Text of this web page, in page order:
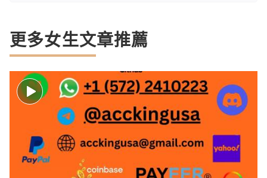
更多女生文章推薦